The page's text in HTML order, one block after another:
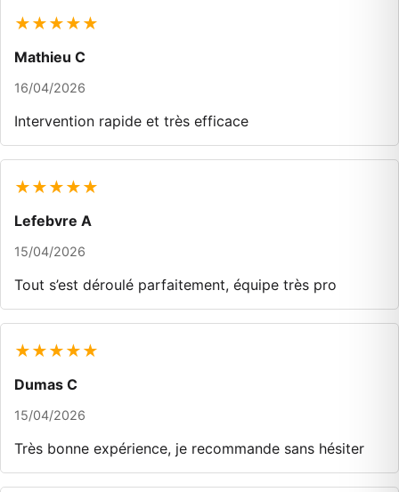
★★★★★
Mathieu C
16/04/2026
Intervention rapide et très efficace
★★★★★
Lefebvre A
15/04/2026
Tout s’est déroulé parfaitement, équipe très pro
★★★★★
Dumas C
15/04/2026
Très bonne expérience, je recommande sans hésiter